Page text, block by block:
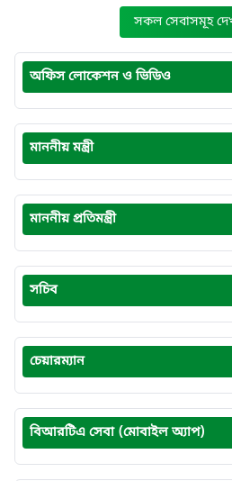
সকল সেবাসমূহ
অফিস লোকেশন ও ভিডিও
মাননীয় মন্ত্রী
মাননীয় প্রতিমন্ত্রী
সচিব
চেয়ারম্যান
বিআরটিএ সেবা (মোবাইল অ্যাপ)